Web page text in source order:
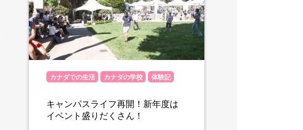
カナダでの生活 カナダの学校 体験記
キャンパスライフ再開！新年度は
イベント盛りだくさん！